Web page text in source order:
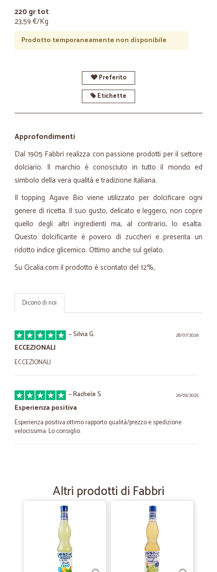
220 gr tot
23,59 €/Kg
Prodotto temporaneamente non disponibile
Preferito
Etichette
Approfondimenti
Dal 1905 Fabbri realizza con passione prodotti per il settore
dolciario. Il marchio è conosciuto in tutto il mondo ed
simbolo della vera qualità e tradizione italiana.
Il topping Agave Bio viene utilizzato per dolcificare ogni
genere di ricetta. Il suo gusto, delicato e leggero, non copre
quello degli altri ingredienti ma, al contrario, lo esalta.
Questo dolcificante è povero di zuccheri e presenta un
ridotto indice glicemico. Ottimo anche sul gelato.
Su Cicalia.com il prodotto è scontato del 12%,
Dicono di noi
28/07/2026
—Silvia G.
ECCEZIONALI
ECCEZIONALI
26/03/2025
—Rachele S.
Esperienza positiva
Esperienza positiva.ottimo rapporto qualità/prezzo e spedizione
velocissima. Lo consiglio.
Giovanna C.
Il prodotto è conforme alla descrizione…
Il prodotto è conforme alla descrizione e la spedizione è stata
puntuale. Soddisfatta dell’acquisto.
— Schiaslo-spil srl S.
Altri prodotti di Fabbri